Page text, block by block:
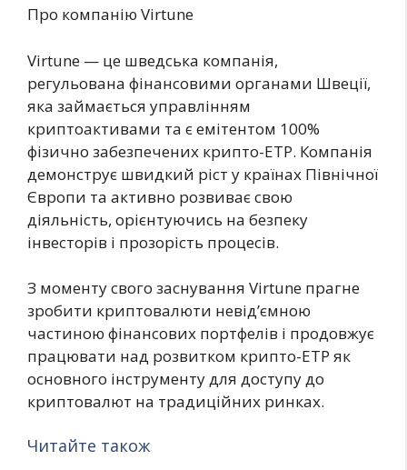
Про компанію Virtune
Virtune — це шведська компанія,
регульована фінансовими органами Швеції,
яка займається управлінням
криптоактивами та є емітентом 100%
фізично забезпечених крипто-ETP. Компанія
демонструє швидкий ріст у країнах Північної
Європи та активно розвиває свою
діяльність, орієнтуючись на безпеку
інвесторів і прозорість процесів.
З моменту свого заснування Virtune прагне
зробити криптовалюти невід’ємною
частиною фінансових портфелів і продовжує
працювати над розвитком крипто-ETP як
основного інструменту для доступу до
криптовалют на традиційних ринках.
Читайте також